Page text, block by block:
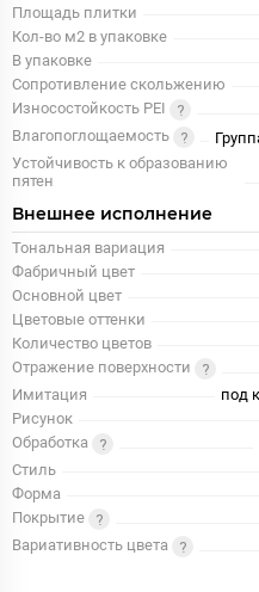
Площадь плитки
Кол-во м2 в упаковке
В упаковке
Сопротивление скольжению
Износостойкость PEI
Влагопоглощаемость
Устойчивость к образованию
пятен
Внешнее исполнение
Тональная вариация
Фабричный цвет
Основной цвет
Цветовые оттенки
Количество цветов
Отражение поверхности
Имитация
под
Рисунок
Обработка
Стиль
Форма
Покрытие
Вариативность цвета